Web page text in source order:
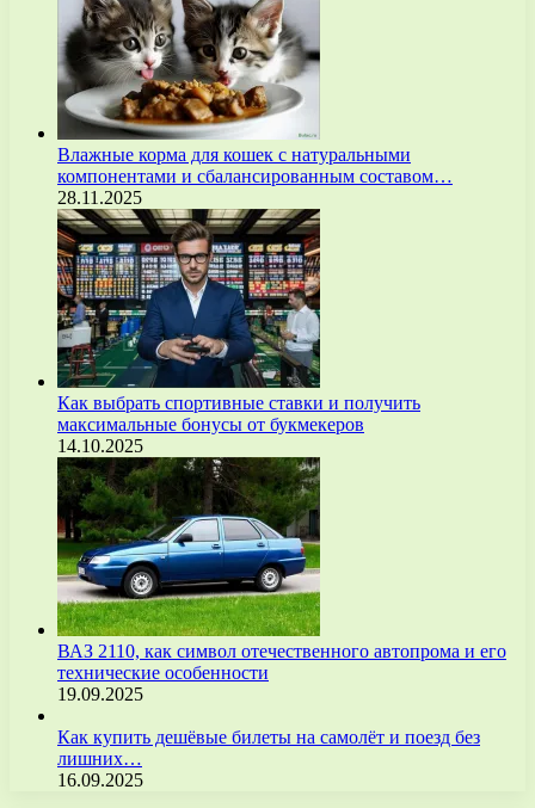
Влажные корма для кошек с натуральными
компонентами и сбалансированным составом…
28.11.2025
Как выбрать спортивные ставки и получить
максимальные бонусы от букмекеров
14.10.2025
ВАЗ 2110, как символ отечественного автопрома и его
технические особенности
19.09.2025
Как купить дешёвые билеты на самолёт и поезд без
лишних…
16.09.2025